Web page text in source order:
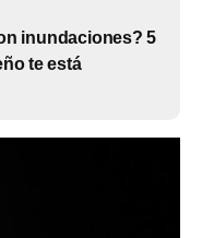
inundaciones? 5
te está